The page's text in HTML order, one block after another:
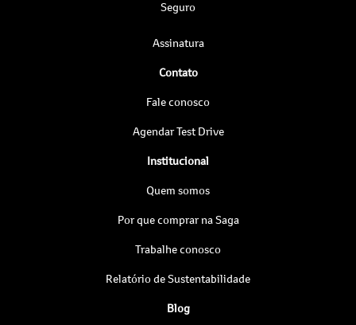
Seguro
Assinatura
Contato
Fale conosco
Agendar Test Drive
Institucional
Quem somos
Por que comprar na Saga
Trabalhe conosco
Relatório de Sustentabilidade
Blog